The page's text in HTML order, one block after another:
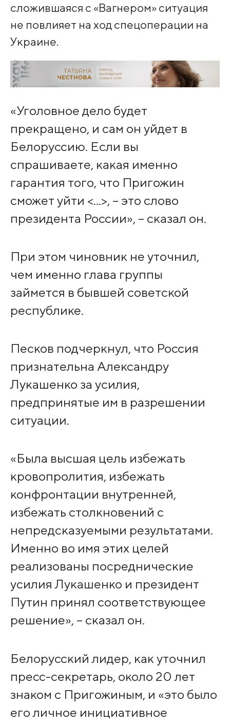
сложившаяся с «Вагнером» ситуация
не повлияет на ход спецоперации на
Украине.
«Уголовное дело будет
прекращено, и сам он уйдет в
Белоруссию. Если вы
спрашиваете, какая именно
гарантия того, что Пригожин
сможет уйти <...>, – это слово
президента России», – сказал он.
При этом чиновник не уточнил,
чем именно глава группы
займется в бывшей советской
республике.
Песков подчеркнул, что Россия
признательна Александру
Лукашенко за усилия,
предпринятые им в разрешении
ситуации.
«Была высшая цель избежать
кровопролития, избежать
конфронтации внутренней,
избежать столкновений с
непредсказуемыми результатами.
Именно во имя этих целей
реализованы посреднические
усилия Лукашенко и президент
Путин принял соответствующее
решение», – сказал он.
Белорусский лидер, как уточнил
пресс-секретарь, около 20 лет
знаком с Пригожиным, и «это было
его личное инициативное